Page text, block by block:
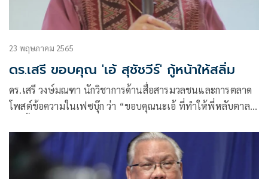
23 พฤษภาคม 2565
ดร.เสรี ขอบคุณ 'เอ้ สุชัชวีร์' กู้หน้าให้สลิ่ม
ดร.เสรี วงษ์มณฑา นักวิชาการด้านสื่อสารมวลชนและการตลาด
โพสต์ข้อความในเฟซบุ๊ก ว่า “ขอบคุณนะเอ้ ที่ทำให้พี่หลับตาลง